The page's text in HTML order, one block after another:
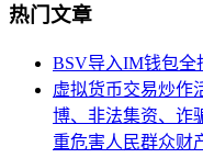
热门文章
BSV导入IM钱包全
虚拟货币交易炒作
博、非法集资、诈
重危害人民群众财